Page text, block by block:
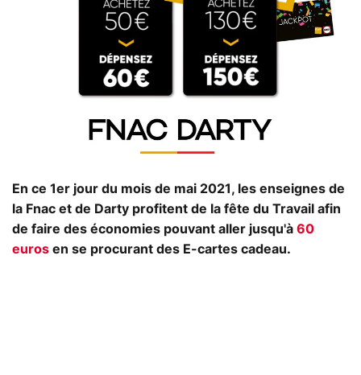
En ce 1er jour du mois de mai 2021, les enseignes de
la Fnac et de Darty profitent de la fête du Travail afin
de faire des économies pouvant aller jusqu'à 60
euros en se procurant des E-cartes cadeau.